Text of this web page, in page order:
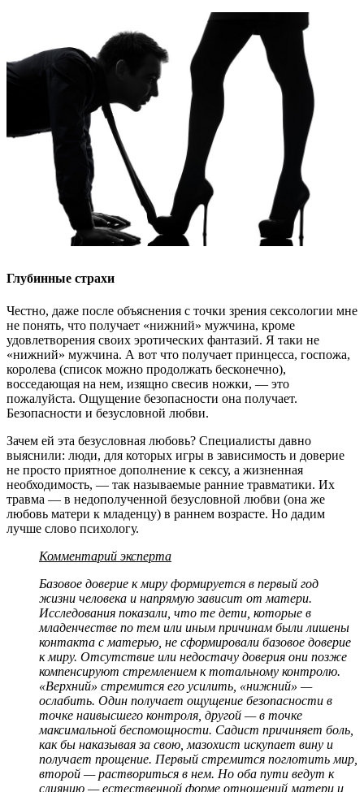
Глубинные страхи
Честно, даже после объяснения с точки зрения сексологии мне
не понять, что получает «нижний» мужчина, кроме
удовлетворения своих эротических фантазий. Я таки не
«нижний» мужчина. А вот что получает принцесса, госпожа,
королева (список можно продолжать бесконечно),
восседающая на нем, изящно свесив ножки, — это
пожалуйста. Ощущение безопасности она получает.
Безопасности и безусловной любви.
Зачем ей эта безусловная любовь? Специалисты давно
выяснили: люди, для которых игры в зависимость и доверие
не просто приятное дополнение к сексу, а жизненная
необходимость, — так называемые ранние травматики. Их
травма — в недополученной безусловной любви (она же
любовь матери к младенцу) в раннем возрасте. Но дадим
лучше слово психологу.
Комментарий эксперта
Базовое доверие к миру формируется в первый год
жизни человека и напрямую зависит от матери.
Исследования показали, что те дети, которые в
младенчестве по тем или иным причинам были лишены
контакта с матерью, не сформировали базовое доверие
к миру. Отсутствие или недостачу доверия они позже
компенсируют стремлением к тотальному контролю.
«Верхний» стремится его усилить, «нижний» —
ослабить. Один получает ощущение безопасности в
точке наивысшего контроля, другой — в точке
максимальной беспомощности. Садист причиняет боль,
как бы наказывая за свою, мазохист искупает вину и
получает прощение. Первый стремится поглотить мир,
второй — раствориться в нем. Но оба пути ведут к
слиянию — естественной форме отношений матери и